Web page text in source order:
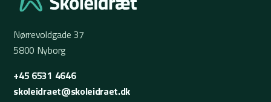
Nørrevoldgade 37
5800 Nyborg
+45 6531 4646
skoleidraet@skoleidraet.dk